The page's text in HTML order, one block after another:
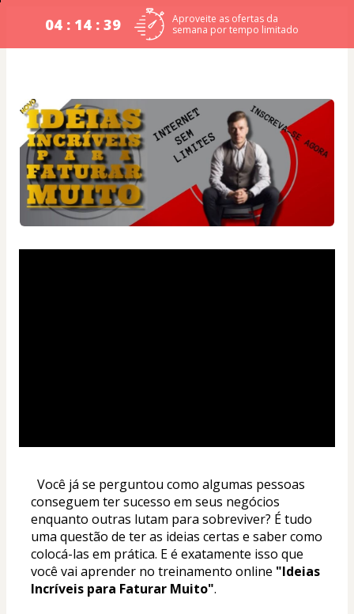
04 : 14 : 39
Aproveite as ofertas da
semana por tempo limitado
Você já se perguntou como algumas pessoas
conseguem ter sucesso em seus negócios
enquanto outras lutam para sobreviver? É tudo
uma questão de ter as ideias certas e saber como
colocá-las em prática. E é exatamente isso que
você vai aprender no treinamento online "Ideias
Incríveis para Faturar Muito".